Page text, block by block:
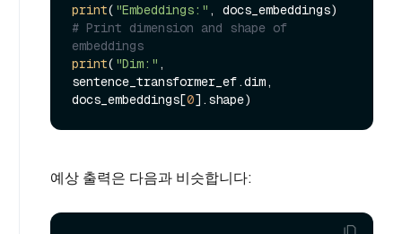
print( "Embeddings:"
# Print dimension and shape of
embeddings
print( "Dim:" ,
sentence_transformer_ef.dim,
docs_embeddings[0
예상 출력은 다음과 비슷합니다: